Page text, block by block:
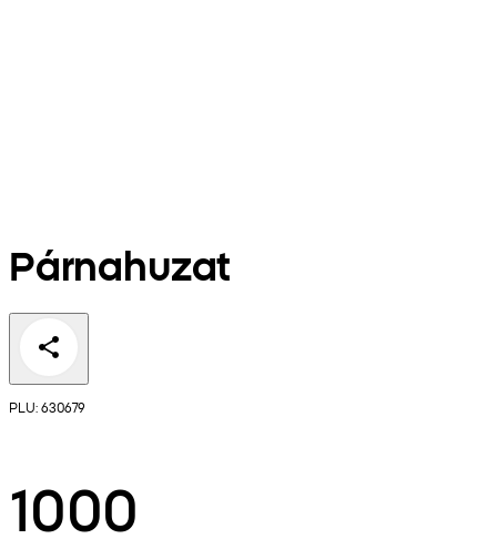
Párnahuzat
PLU: 630679
1000